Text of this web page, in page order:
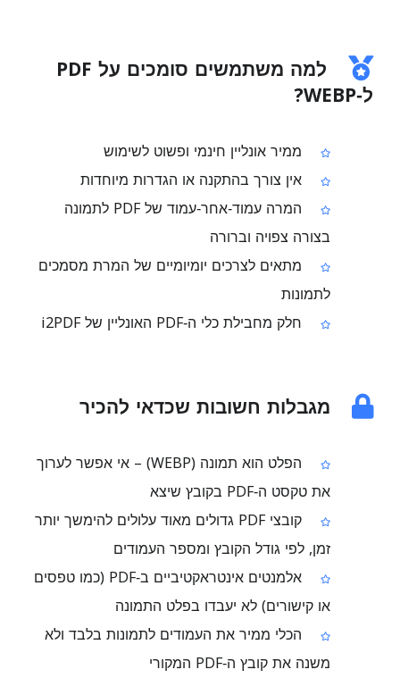
למה משתמשים סומכים על PDF
ל‑WEBP?
ממיר אונליין חינמי ופשוט לשימוש
אין צורך בהתקנה או הגדרות מיוחדות
המרה עמוד‑אחר‑עמוד של PDF לתמונה
בצורה צפויה וברורה
מתאים לצרכים יומיומיים של המרת מסמכים
לתמונות
חלק מחבילת כלי ה‑PDF האונליין של i2PDF
מגבלות חשובות שכדאי להכיר
הפלט הוא תמונה (WEBP) – אי אפשר לערוך
את טקסט ה‑PDF בקובץ שיצא
קובצי PDF גדולים מאוד עלולים להימשך יותר
זמן, לפי גודל הקובץ ומספר העמודים
אלמנטים אינטראקטיביים ב‑PDF (כמו טפסים
או קישורים) לא יעבדו בפלט התמונה
הכלי ממיר את העמודים לתמונות בלבד ולא
משנה את קובץ ה‑PDF המקורי